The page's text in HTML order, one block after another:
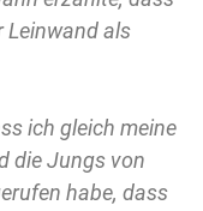
Leinwand als
ich gleich meine
die Jungs von
habe, dass